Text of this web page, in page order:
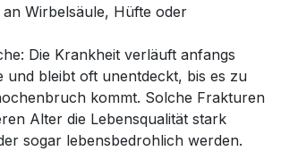
Wirbelsäule, Hüfte oder
Die Krankheit verläuft anfangs
und bleibt oft unentdeckt, bis es zu
kommt. Solche Frakturen
Alter die Lebensqualität stark
sogar lebensbedrohlich werden.